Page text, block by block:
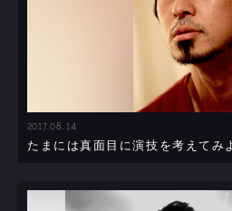
2017.08.14
たまには真面目に演技を考えて